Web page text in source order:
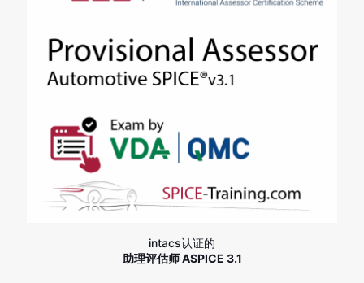
intacs认证的
助理评估师 ASPICE 3.1